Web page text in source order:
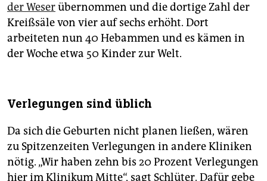
der Weserübernommen und die dortige Zahl der
Kreißsäle von vier auf sechs erhöht. Dort
arbeiteten nun 40 Hebammen und es kämen in
der Woche etwa 50 Kinder zur Welt.
Verlegungen sind üblich
Da sich die Geburten nicht planen ließen, wären
zu Spitzenzeiten Verlegungen in andere Kliniken
nötig. „Wir haben zehn bis 20 Prozent Verlegungen
hier im Klinikum Mitte“, sagt Schlüter. Dafür gebe